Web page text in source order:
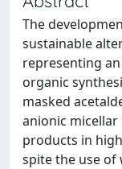
The
sustainable
representing
organic
masked
anionic
products in
spite the use of